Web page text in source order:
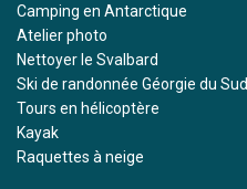
Camping en Antarctique
Atelier photo
Nettoyer le Svalbard
Ski de randonnée Géorgie du Sud
Tours en hélicoptère
Kayak
Raquettes à neige